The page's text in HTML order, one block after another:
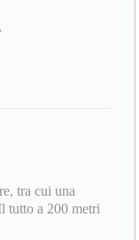
tra cui una
tutto a 200 metri